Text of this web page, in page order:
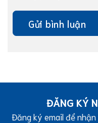
ĐĂNG KÝ
Đăng ký email để